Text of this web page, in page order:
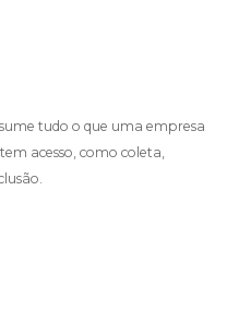
tudo o que uma empresa
acesso, como coleta,